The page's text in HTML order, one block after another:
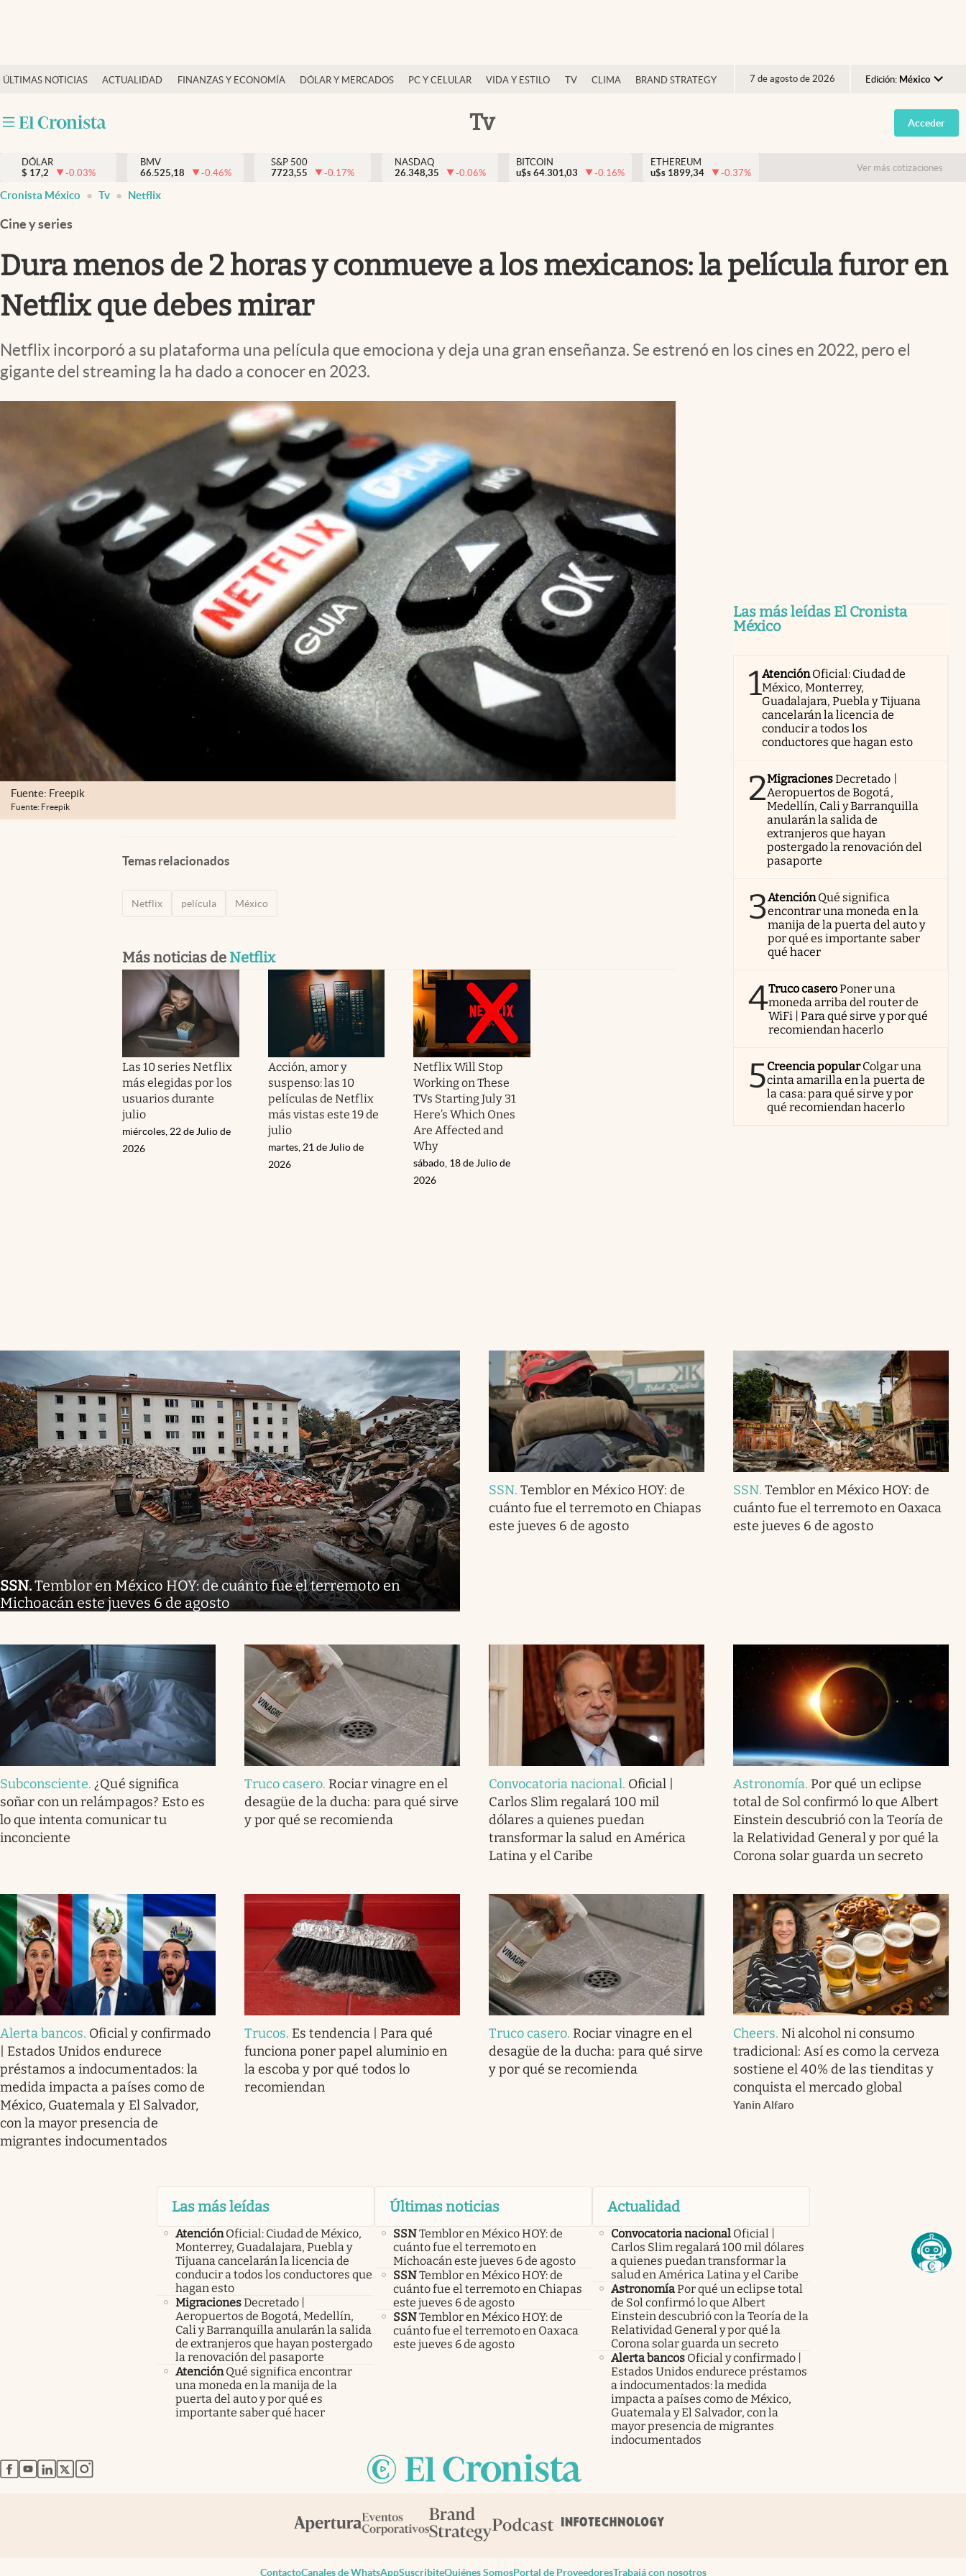
ÚLTIMAS NOTICIAS ACTUALIDAD FINANZAS Y ECONOMÍA DÓLAR Y MERCADOS PC Y CELULAR VIDA Y ESTILO TV CLIMA BRAND STRATEGY 7 de agosto de 2026 Edición: México
Argentina
España
USA
Tv
Actualidad
Internacionales
Opinión
Brand Strategy
Vida y estilo
Tv
Espiritualidad
Acceder
DÓLAR
$ 17,2 -0.03%
BMV
66.525,18
-0.46%
S&P 500
7723,55
-0.17%
NASDAQ
26.348,35
-0.06%
BITCOIN
u$s 64.301,03 -0.16%
ETHEREUM
u$s 1899,34 -0.37% Ver más cotizaciones
Cronista México Tv Netflix
Cine y series
Dura menos de 2 horas y conmueve a los mexicanos: la película furor en
Netflix que debes mirar
Netflix incorporó a su plataforma una película que emociona y deja una gran enseñanza. Se estrenó en los cines en 2022, pero el
gigante del streaming la ha dado a conocer en 2023.
Fuente: Freepik
Fuente: Freepik
Temas relacionados
Netflix película México
Más noticias de Netflix
Las 10 series Netflix
más elegidas por los
usuarios durante
julio
miércoles, 22 de Julio de
2026
Acción, amor y
suspenso: las 10
películas de Netflix
más vistas este 19 de
julio
martes, 21 de Julio de
2026
Netflix Will Stop
Working on These
TVs Starting July 31
Here’s Which Ones
Are Affected and
Why
sábado, 18 de Julio de
2026
Las más leídas El Cronista
México
1AtenciónOficial: Ciudad de
México, Monterrey,
Guadalajara, Puebla y Tijuana
cancelarán la licencia de
conducir a todos los
conductores que hagan esto
2MigracionesDecretado |
Aeropuertos de Bogotá,
Medellín, Cali y Barranquilla
anularán la salida de
extranjeros que hayan
postergado la renovación del
pasaporte
3AtenciónQué significa
encontrar una moneda en la
manija de la puerta del auto y
por qué es importante saber
qué hacer
4Truco caseroPoner una
moneda arriba del router de
WiFi | Para qué sirve y por qué
recomiendan hacerlo
5Creencia popularColgar una
cinta amarilla en la puerta de
la casa: para qué sirve y por
qué recomiendan hacerlo
SSN.Temblor en México HOY: de cuánto fue el terremoto en
Michoacán este jueves 6 de agosto
SSN.Temblor en México HOY: de
cuánto fue el terremoto en Chiapas
este jueves 6 de agosto
SSN.Temblor en México HOY: de
cuánto fue el terremoto en Oaxaca
este jueves 6 de agosto
Subconsciente. ¿Qué significa
soñar con un relámpagos? Esto es
lo que intenta comunicar tu
inconciente
Truco casero. Rociar vinagre en el
desagüe de la ducha: para qué sirve
y por qué se recomienda
Convocatoria nacional. Oficial |
Carlos Slim regalará 100 mil
dólares a quienes puedan
transformar la salud en América
Latina y el Caribe
Astronomía. Por qué un eclipse
total de Sol confirmó lo que Albert
Einstein descubrió con la Teoría de
la Relatividad General y por qué la
Corona solar guarda un secreto
Alerta bancos. Oficial y confirmado
| Estados Unidos endurece
préstamos a indocumentados: la
medida impacta a países como de
México, Guatemala y El Salvador,
con la mayor presencia de
migrantes indocumentados
Trucos. Es tendencia | Para qué
funciona poner papel aluminio en
la escoba y por qué todos lo
recomiendan
Truco casero. Rociar vinagre en el
desagüe de la ducha: para qué sirve
y por qué se recomienda
Cheers. Ni alcohol ni consumo
tradicional: Así es como la cerveza
sostiene el 40% de las tienditas y
conquista el mercado global
Yanin Alfaro
Las más leídas
Atención Oficial: Ciudad de México,
Monterrey, Guadalajara, Puebla y
Tijuana cancelarán la licencia de
conducir a todos los conductores que
hagan esto
MigracionesDecretado |
Aeropuertos de Bogotá, Medellín,
Cali y Barranquilla anularán la salida
de extranjeros que hayan postergado
la renovación del pasaporte
Atención Qué significa encontrar
una moneda en la manija de la
puerta del auto y por qué es
importante saber qué hacer
Últimas noticias
SSNTemblor en México HOY: de
cuánto fue el terremoto en
Michoacán este jueves 6 de agosto
SSNTemblor en México HOY: de
cuánto fue el terremoto en Chiapas
este jueves 6 de agosto
SSNTemblor en México HOY: de
cuánto fue el terremoto en Oaxaca
este jueves 6 de agosto
Actualidad
Convocatoria nacional Oficial |
Carlos Slim regalará 100 mil dólares
a quienes puedan transformar la
salud en América Latina y el Caribe
AstronomíaPor qué un eclipse total
de Sol confirmó lo que Albert
Einstein descubrió con la Teoría de la
Relatividad General y por qué la
Corona solar guarda un secreto
Alerta bancos Oficial y confirmado |
Estados Unidos endurece préstamos
a indocumentados: la medida
impacta a países como de México,
Guatemala y El Salvador, con la
mayor presencia de migrantes
indocumentados
abre en nueva pestaña
abre en nueva pestaña
abre en nueva pestaña
abre en nueva pestaña
abre en nueva pestaña
ContactoCanales de WhatsAppSuscribiteQuiénes SomosPortal de ProveedoresTrabajá con nosotros